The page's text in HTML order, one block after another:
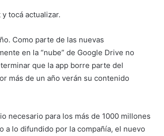
tocá actualizar.
Como parte de las nuevas
en la “nube” de Google Drive no
que la app borre parte del
más de un año verán su contenido
necesario para los más de 1000 millones
a lo difundido por la compañía, el nuevo